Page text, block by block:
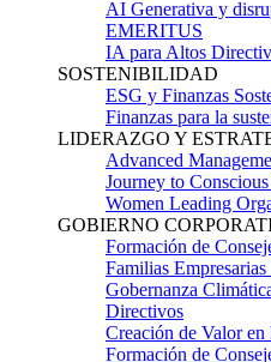
AI Generativa y
EMERITUS
IA para Altos
SOSTENIBILIDAD
ESG y Finanzas
Finanzas para la
LIDERAZGO Y
Advanced
Journey to
Women Leading
GOBIERNO
Formación de
Familias
Gobernanza
Directivos
Creación de Valor
Formación de